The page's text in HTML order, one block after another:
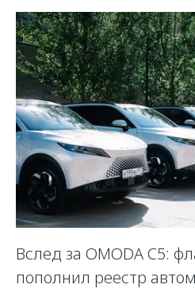
Вслед за OMODA C5:
пополнил реестр